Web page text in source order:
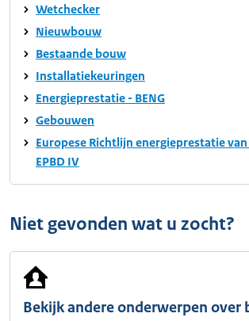
Wetchecker
Nieuwbouw
Bestaande bouw
Installatiekeuringen
Energieprestatie - BENG
Gebouwen
Europese Richtlijn energieprestatie
EPBD IV
Niet gevonden wat u zocht?
Bekijk andere onderwerpen over